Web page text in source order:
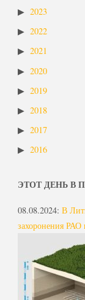
2023
2022
2021
2020
2019
2018
2017
2016
ЭТОТ ДЕНЬ В
08.08.2024: В
захоронения